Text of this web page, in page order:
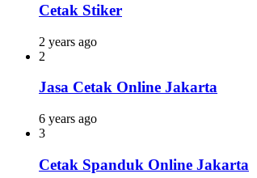
Cetak Stiker
2 years ago
2
Jasa Cetak Online Jakarta
6 years ago
3
Cetak Spanduk Online Jakarta